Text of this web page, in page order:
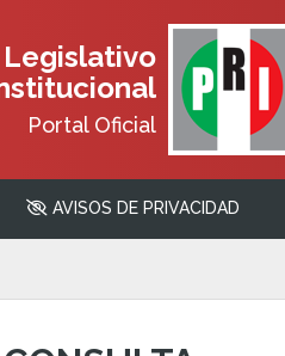
Legislativo
Portal Oficial
AVISOS DE PRIVACIDAD